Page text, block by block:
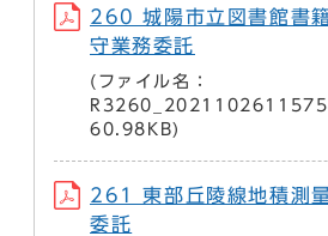
260 城陽市立図書館書
守業務委託
(ファイル名：
60.98KB)
261 東部丘陵線地積測
委託